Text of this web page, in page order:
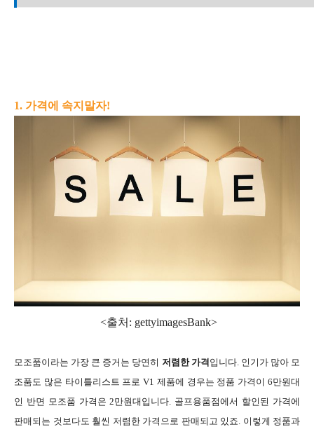
1. 가격에 속지말자!
<출처: gettyimagesBank>
모조품이라는 가장 큰 증거는 당연히 저렴한 가격입니다. 인기가 많아 모
조품도 많은 타이틀리스트 프로 V1 제품에 경우는 정품 가격이 6만원대
인 반면 모조품 가격은 2만원대입니다. 골프용품점에서 할인된 가격에
판매되는 것보다도 훨씬 저렴한 가격으로 판매되고 있죠. 이렇게 정품과